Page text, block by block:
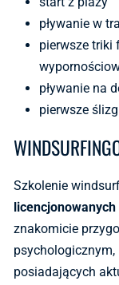
pływanie w
pierwsze triki
pływanie na
pierwsze
Szkolenie
znakomicie
posiadających